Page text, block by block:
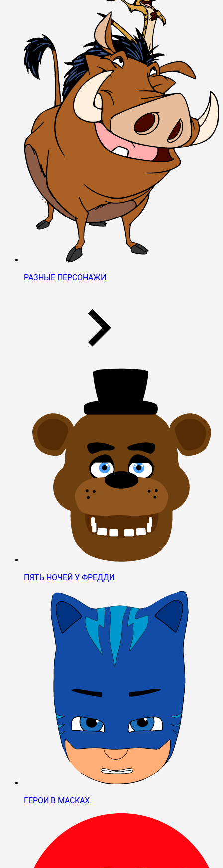
РАЗНЫЕ ПЕРСОНАЖИ
ПЯТЬ НОЧЕЙ У ФРЕДДИ
ГЕРОИ В МАСКАХ